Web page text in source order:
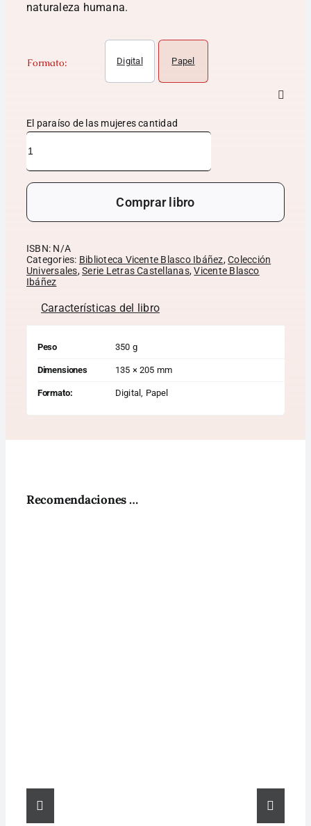
naturaleza humana.
Formato: Digital Papel
El paraíso de las mujeres cantidad
Comprar libro
ISBN: N/A
Categories: Biblioteca Vicente Blasco Ibáñez,Colección
Universales,Serie Letras Castellanas,Vicente Blasco
Ibáñez
Características del libro
Peso 350 g
Dimensiones 135 × 205 mm
Formato: Digital, Papel
Recomendaciones …